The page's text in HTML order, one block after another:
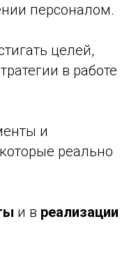
персоналом.
целей,
в работе
и
реально
и в реализации